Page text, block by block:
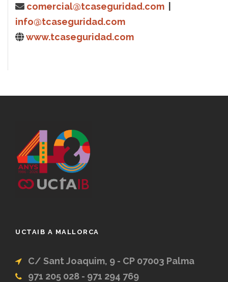
comercial@tcaseguridad.com
info@tcaseguridad.com
www.tcaseguridad.com
UCTAIB A MALLORCA
C/ Sant Joaquim, 9 - CP 07003 Palma
971 205 028 - 971 294 769